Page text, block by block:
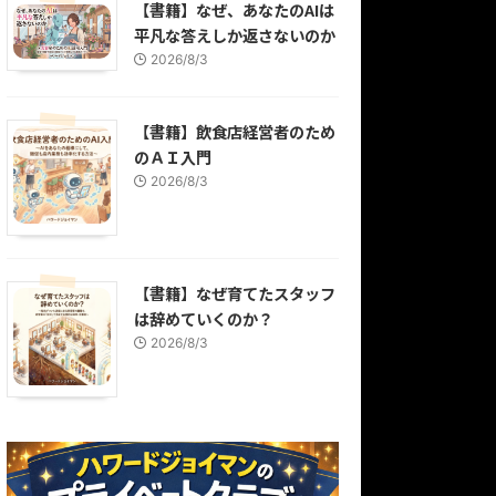
【書籍】なぜ、あなたのAIは
平凡な答えしか返さないのか
2026/8/3
【書籍】飲食店経営者のため
のＡＩ入門
2026/8/3
【書籍】なぜ育てたスタッフ
は辞めていくのか？
2026/8/3